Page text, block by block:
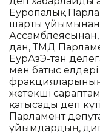
Еуропалық
шарты ұйымынан
дан, ТМД
ЕурАзЭҚ-тан
мен батыс
жетекші
қатысады деп
Парламент
ұйымдардың,